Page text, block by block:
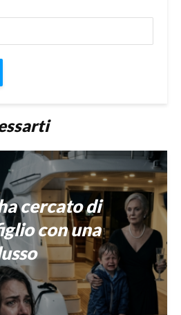
cercato di
con una